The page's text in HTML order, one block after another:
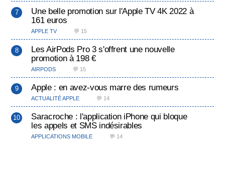
Une belle promotion sur l'Apple TV 4K 2022 à
161 euros
APPLE TV 💬 15
Les AirPods Pro 3 s'offrent une nouvelle
promotion à 198 €
AIRPODS 💬 15
Apple : en avez-vous marre des rumeurs
ACTUALITÉ APPLE 💬 14
Saracroche : l'application iPhone qui bloque
les appels et SMS indésirables
APPLICATIONS MOBILE 💬 14